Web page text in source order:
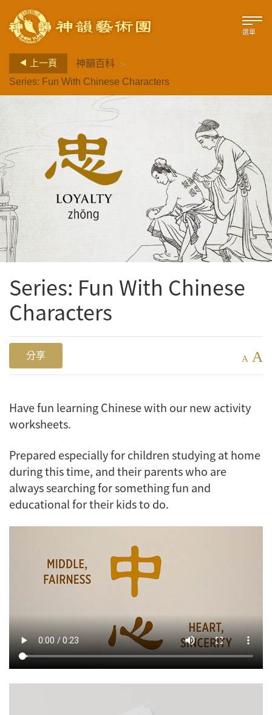
選單
上一頁 神韻百科 >
Series: Fun With Chinese Characters
Series: Fun With Chinese
Characters
分享 A A
Have fun learning Chinese with our new activity
worksheets.
Prepared especially for children studying at home
during this time, and their parents who are
always searching for something fun and
educational for their kids to do.